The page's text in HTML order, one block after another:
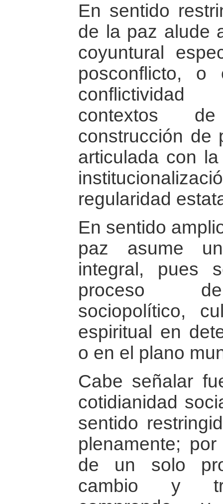
En sentido
de la paz alude
coyuntural
posconflicto,
contextos
construcción de
articulada con
regularidad
En sentido
paz asume
integral, pues
proceso de
sociopolítico,
espiritual en
o en el plano
Cabe señalar
cotidianidad
sentido
plenamente;
de un solo
cambio y